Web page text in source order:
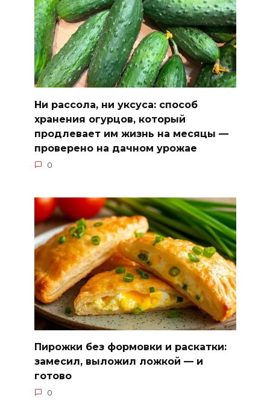
Ни рассола, ни уксуса: способ
хранения огурцов, который
продлевает им жизнь на месяцы —
проверено на дачном урожае
0
Пирожки без формовки и раскатки:
замесил, выложил ложкой — и
готово
0